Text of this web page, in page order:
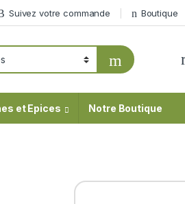
Suivez votre commande Boutique
et Epices Notre Boutique